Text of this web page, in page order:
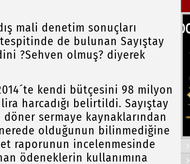
mali denetim sonuçları
de bulunan Sayıştay
?Sehven olmuş? diyerek
kendi bütçesini 98 milyon
harcadığı belirtildi. Sayıştay
döner sermaye kaynaklarından
olduğunun bilinmediğine
raporunun incelenmesinde
ödeneklerin kullanımına